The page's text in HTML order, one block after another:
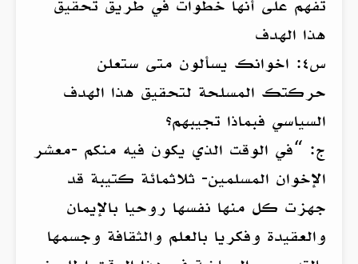
تفهم على أنها خطوات في طريق تحقيق
هذا الهدف
س٤: اخوانك يسألون متى ستعلن
حركتك المسلحة لتحقيق هذا الهدف
السياسي فبماذا تجيبهم؟
ج: “في الوقت الذي يكون فيه منكم -معشر
الإخوان المسلمين- ثلاثمائة كتيبة قد
جهزت كل منها نفسها روحيا بالإيمان
والعقيدة وفكريا بالعلم والثقافة وجسمها